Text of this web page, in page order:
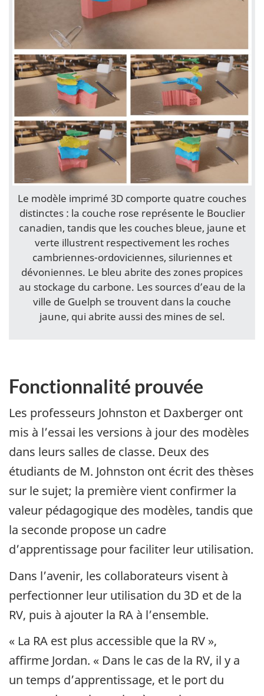
Le modèle imprimé 3D comporte quatre couches
distinctes : la couche rose représente le Bouclier
canadien, tandis que les couches bleue, jaune et
verte illustrent respectivement les roches
cambriennes-ordoviciennes, siluriennes et
dévoniennes. Le bleu abrite des zones propices
au stockage du carbone. Les sources d’eau de la
ville de Guelph se trouvent dans la couche
jaune, qui abrite aussi des mines de sel.
Fonctionnalité prouvée
Les professeurs Johnston et Daxberger ont
mis à l’essai les versions à jour des modèles
dans leurs salles de classe. Deux des
étudiants de M. Johnston ont écrit des thèses
sur le sujet; la première vient confirmer la
valeur pédagogique des modèles, tandis que
la seconde propose un cadre
d’apprentissage pour faciliter leur utilisation.
Dans l’avenir, les collaborateurs visent à
perfectionner leur utilisation du 3D et de la
RV, puis à ajouter la RA à l’ensemble.
« La RA est plus accessible que la RV »,
affirme Jordan. « Dans le cas de la RV, il y a
un temps d’apprentissage, et le port du